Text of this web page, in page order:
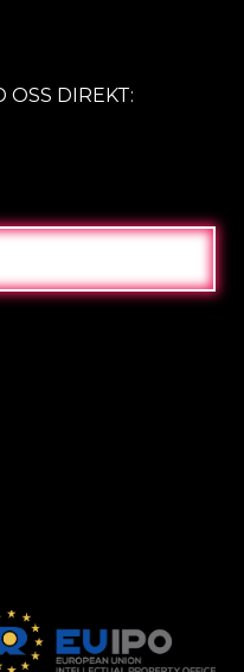
OSS DIREKT: